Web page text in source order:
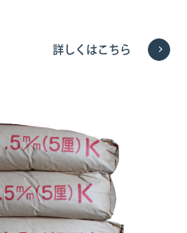
詳しくはこちら